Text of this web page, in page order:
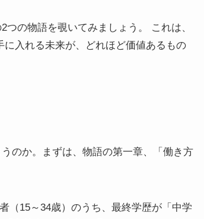
つの物語を覗いてみましょう。 これは、
入れる未来が、どれほど価値あるもの
のか。まずは、物語の第一章、「働き方
（15～34歳）のうち、最終学歴が「中学